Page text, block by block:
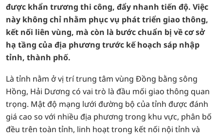
được khẩn trương thi công, đẩy nhanh tiến độ. Việc
này không chỉ nhằm phục vụ phát triển giao thông,
kết nối liên vùng, mà còn là bước chuẩn bị về cơ sở
hạ tầng của địa phương trước kế hoạch sáp nhập
tỉnh, thành phố.
Là tỉnh nằm ở vị trí trung tâm vùng Đồng bằng sông
Hồng, Hải Dương có vai trò là đầu mối giao thông quan
trọng. Mật độ mạng lưới đường bộ của tỉnh được đánh
giá cao so với nhiều địa phương trong khu vực, phân bố
đều trên toàn tỉnh, linh hoạt trong kết nối nội tỉnh và